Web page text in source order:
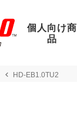
個人向け商
品
HD-EB1.0TU2